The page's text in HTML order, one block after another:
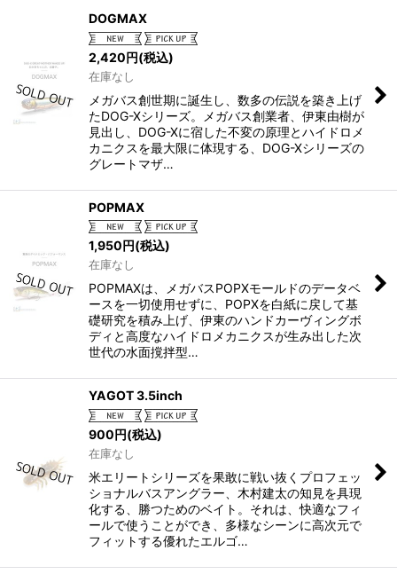
絞り込む
DOGMAX
2,420円(税込)
在庫なし
メガバス創世期に誕生し、数多の伝説を築き上げ
たDOG-Xシリーズ。メガバス創業者、伊東由樹が
見出し、DOG-Xに宿した不変の原理とハイドロメ
カニクスを最大限に体現する、DOG-Xシリーズの
グレートマザ…
POPMAX
1,950円(税込)
在庫なし
POPMAXは、メガバスPOPXモールドのデータベ
ースを一切使用せずに、POPXを白紙に戻して基
礎研究を積み上げ、伊東のハンドカーヴィングボ
ディと高度なハイドロメカニクスが生み出した次
世代の水面撹拌型…
YAGOT 3.5inch
900円(税込)
在庫なし
米エリートシリーズを果敢に戦い抜くプロフェッ
ショナルバスアングラー、木村建太の知見を具現
化する、勝つためのベイト。それは、快適なフィ
ールで使うことができ、多様なシーンに高次元で
フィットする優れたエルゴ…